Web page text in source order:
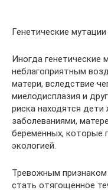
Генетические
Иногда генетические
неблагоприятным
матери, вследствие
миелодисплазия и
риска находятся
заболеваниями,
беременных, которые
экологией.
Тревожным
стать отягощенное